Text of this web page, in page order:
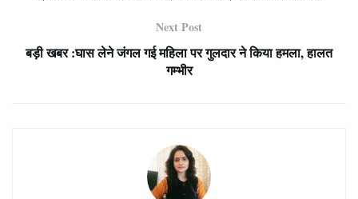
Next Post
बड़ी खबर :घास लेने जंगल गई महिला पर गुलदार ने किया हमला, हालत
गम्भीर